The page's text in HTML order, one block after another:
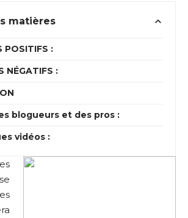
matières
POSITIFS :
NÉGATIFS :
blogueurs et des pros :
vidéos :